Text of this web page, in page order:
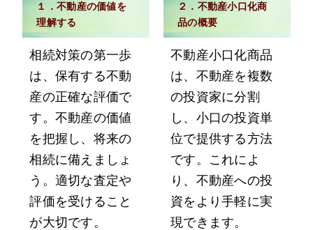
１．不動産の価値を
理解する
相続対策の第一歩
は、保有する不動
産の正確な評価で
す。不動産の価値
を把握し、将来の
相続に備えましょ
う。適切な査定や
評価を受けること
が大切です。
２．不動産小口化商
品の概要
不動産小口化商品
は、不動産を複数
の投資家に分割
し、小口の投資単
位で提供する方法
です。これによ
り、不動産への投
資をより手軽に実
現できます。